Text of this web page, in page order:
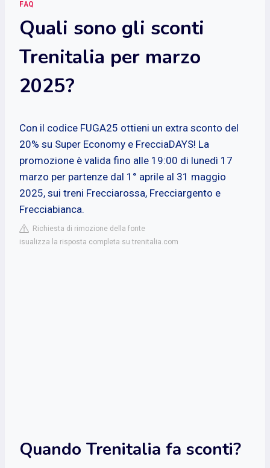
FAQ
Quali sono gli sconti
Trenitalia per marzo
2025?
Con il codice FUGA25 ottieni un extra sconto del
20% su Super Economy e FrecciaDAYS! La
promozione è valida fino alle 19:00 di lunedì 17
marzo per partenze dal 1° aprile al 31 maggio
2025, sui treni Frecciarossa, Frecciargento e
Frecciabianca.
Richiesta di rimozione della fonte
isualizza la risposta completa su trenitalia.com
Quando Trenitalia fa sconti?